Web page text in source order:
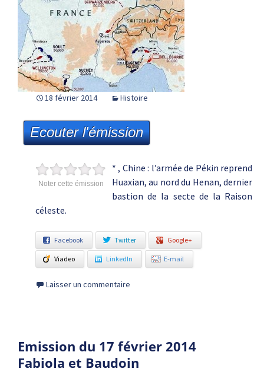
18 février 2014 Histoire
Ecouter l'émission
Noter cette émission
* , Chine : l’armée de Pékin reprend
Huaxian, au nord du Henan, dernier
bastion de la secte de la Raison
céleste.
Facebook Twitter Google+
Viadeo LinkedIn E-mail
Laisser un commentaire
Emission du 17 février 2014
Fabiola et Baudoin